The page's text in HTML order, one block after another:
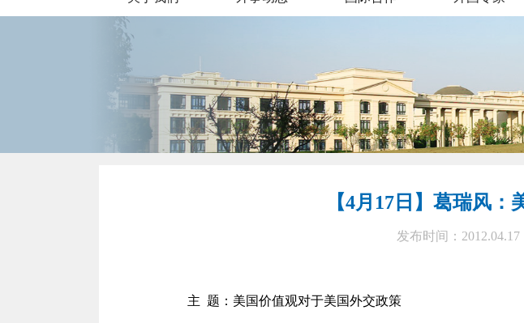
【4月17日】葛瑞风
发布时间：2012.04.17
主 题：美国价值观对于美国外交政策